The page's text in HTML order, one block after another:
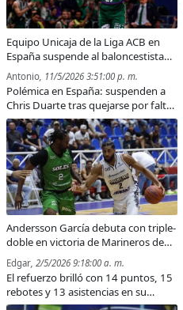
Equipo Unicaja de la Liga ACB en
España suspende al baloncestista
puertoplateño Chris Duarte
Antonio, 11/5/2026 3:51:00 p. m.
Polémica en España: suspenden a
Chris Duarte tras quejarse por falta
de minutos en Unicaja.
Andersson García debuta con triple-
doble en victoria de Marineros de
Puerto Plata
Edgar, 2/5/2026 9:18:00 a. m.
El refuerzo brilló con 14 puntos, 15
rebotes y 13 asistencias en su
primer partido de la temporada.